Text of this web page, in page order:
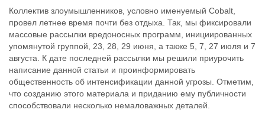
Коллектив злоумышленников, условно именуемый Cobalt,
провел летнее время почти без отдыха. Так, мы фиксировали
массовые рассылки вредоносных программ, инициированных
упомянутой группой, 23, 28, 29 июня, а также 5, 7, 27 июля и 7
августа. К дате последней рассылки мы решили приурочить
написание данной статьи и проинформировать
общественность об интенсификации данной угрозы. Отметим,
что созданию этого материала и приданию ему публичности
способствовали несколько немаловажных деталей.